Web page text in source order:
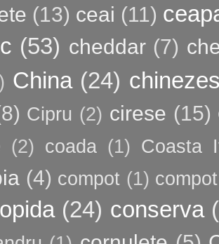
(13) ceai (11)
(53) cheddar (7)
China (24)
Cipru (2) cirese (15)
(2) coada (1) Coasta
(4) compot (1)
(24) conserva